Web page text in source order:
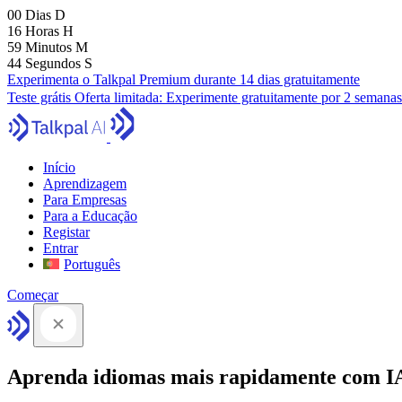
00 Dias D
16 Horas H
59 Minutos M
43 Segundos S
Experimenta o Talkpal Premium durante 14 dias gratuitamente
Teste grátis Oferta limitada: Experimente gratuitamente por 2 semanas
Início
Aprendizagem
Para Empresas
Para a Educação
Registar
Entrar
Português
Começar
Aprenda idiomas mais rapidamente com